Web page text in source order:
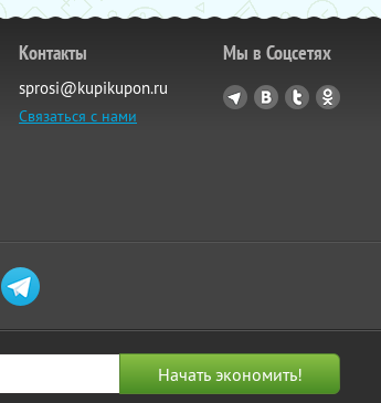
Контакты
sprosi@kupikupon.ru
Связаться с нами
Мы в Соцсетях